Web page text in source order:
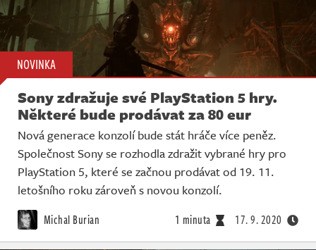
NOVINKA
Sony zdražuje své PlayStation 5 hry.
Některé bude prodávat za 80 eur
Nová generace konzolí bude stát hráče více peněz.
Společnost Sony se rozhodla zdražit vybrané hry pro
PlayStation 5, které se začnou prodávat od 19. 11.
letošního roku zároveň s novou konzolí.
Michal Burian 1 minuta 17. 9. 2020